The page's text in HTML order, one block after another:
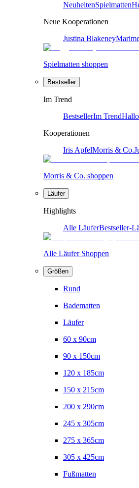
NeuheitenSpielmatten
Neue Kooperationen
Justina Blakeney
Spielmatten shoppen
Bestseller
Im Trend
BestsellerIm Trend
Kooperationen
Iris ApfelMorris & Co.
Morris & Co. shoppen
Läufer
Highlights
Alle LäuferBestseller-
Alle Läufer Shoppen
Größen
Rund
Badematten
Läufer
60 x 90cm
90 x 150cm
120 x 185cm
150 x 215cm
200 x 290cm
245 x 305cm
275 x 365cm
305 x 425cm
Fußmatten